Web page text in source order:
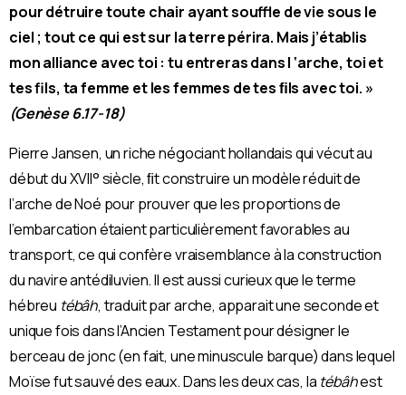
pour détruire toute chair ayant souffle de vie sous le
ciel ; tout ce qui est sur la terre périra. Mais j’établis
mon alliance avec toi : tu entreras dans l ‘arche, toi et
tes fils, ta femme et les femmes de tes ﬁls avec toi. »
(Genèse 6.17-18)
Pierre Jansen, un riche négociant hollandais qui vécut au
début du XVII° siècle, ﬁt construire un modèle réduit de
l’arche de Noé pour prouver que les proportions de
l’embarcation étaient particulièrement favorables au
transport, ce qui confère vraisemblance à la construction
du navire antédiluvien.Il est aussi curieux que le terme
hébreu tébâh, traduit par arche, apparait une seconde et
unique fois dans l’Ancien Testament pour désigner le
berceau de jonc (en fait, une minuscule barque) dans lequel
Moïse fut sauvé des eaux. Dans les deux cas, la tébâhest